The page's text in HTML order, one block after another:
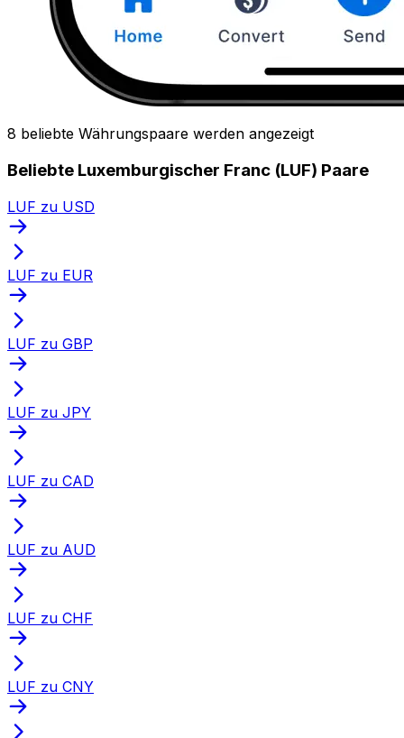
8 beliebte Währungspaare werden angezeigt
Beliebte Luxemburgischer Franc (LUF) Paare
LUF zu USD
LUF zu EUR
LUF zu GBP
LUF zu JPY
LUF zu CAD
LUF zu AUD
LUF zu CHF
LUF zu CNY